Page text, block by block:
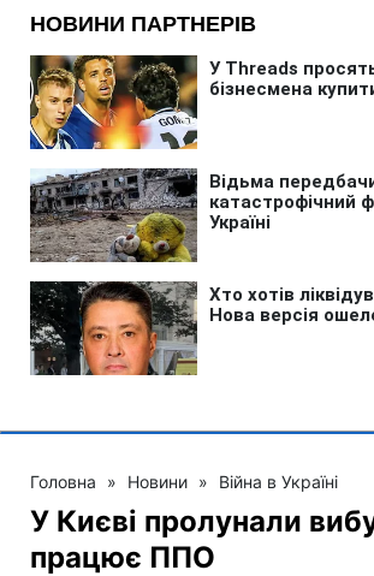
Головна » Новини » Війна в Україні
У Києві пролунали
працює ППО